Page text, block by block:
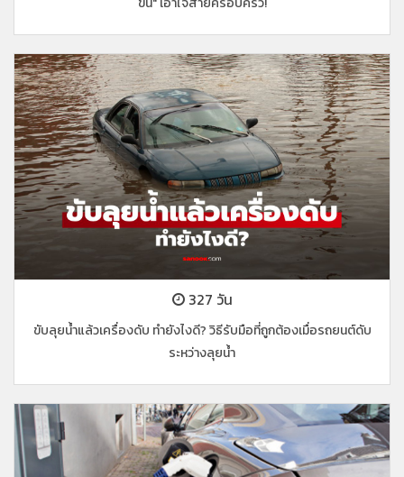
327 วัน
ขับลุยน้ำแล้วเครื่องดับ ทำยังไงดี? วิธีรับมือที่ถูกต้องเมื่อรถยนต์ดับ
ระหว่างลุยน้ำ